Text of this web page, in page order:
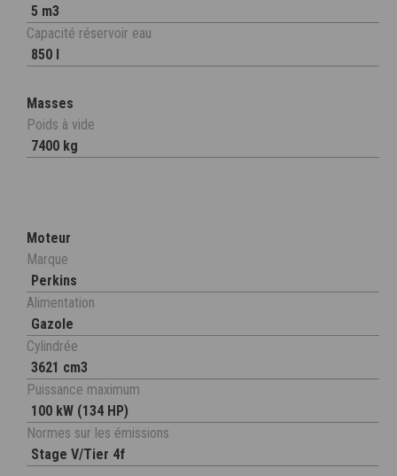
5 m3
Capacité réservoir eau
850 l
Masses
Poids à vide
7400 kg
Moteur
Marque
Perkins
Alimentation
Gazole
Cylindrée
3621 cm3
Puissance maximum
100 kW (134 HP)
Normes sur les émissions
Stage V/Tier 4f